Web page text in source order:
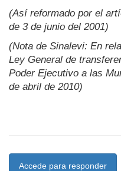
(Así reformado por el
de 3 de junio del 2001)
(Nota de Sinalevi: En
Ley General de
Poder Ejecutivo a las
de abril de 2010)
Accede para responder